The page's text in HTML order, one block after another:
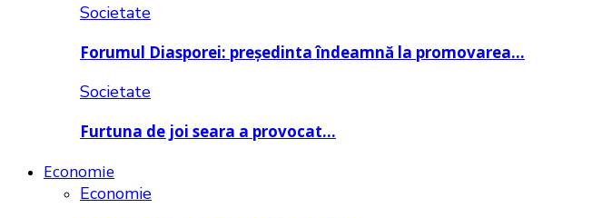
Societate
Forumul Diasporei: președinta îndeamnă la promovarea…
Societate
Furtuna de joi seara a provocat…
Economie
Economie